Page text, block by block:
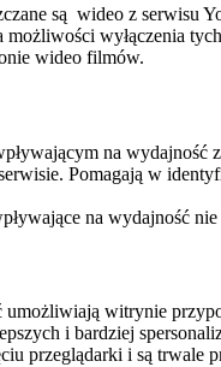
są wideo z serwisu
wyłączenia
wideo filmów.
na
Pomagają w
na wydajność
umożliwiają witrynie
i bardziej
przeglądarki i są